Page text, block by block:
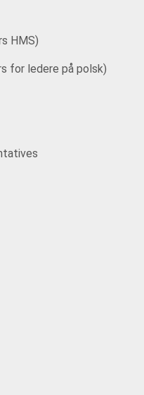
HMS)
for ledere på polsk)